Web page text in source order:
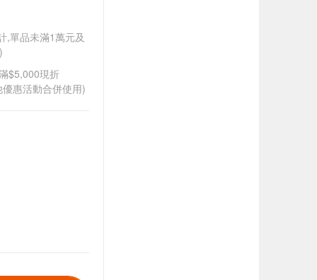
,單品未滿1萬元及
$5,000現折
惠活動合併使用)